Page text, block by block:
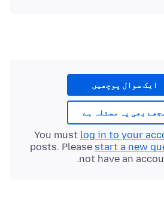
ایک سوال پوچھیں
بھی یہ مسئلہ ہے
You must log in to your
posts. Please start a new
not have an